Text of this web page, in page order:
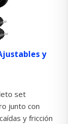
y
set
junto con
y fricción